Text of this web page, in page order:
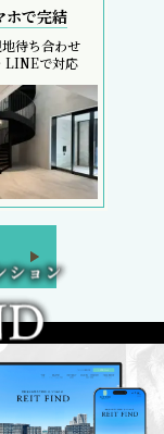
ホで完結
待ち合わせ
LINEで対応